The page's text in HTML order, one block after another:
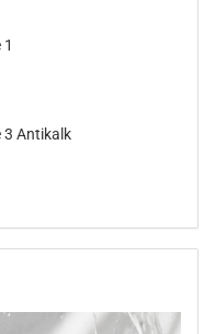
3 Antikalk